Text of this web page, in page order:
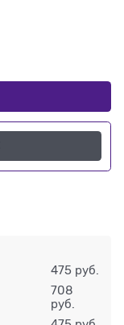
475 руб.
708
руб.